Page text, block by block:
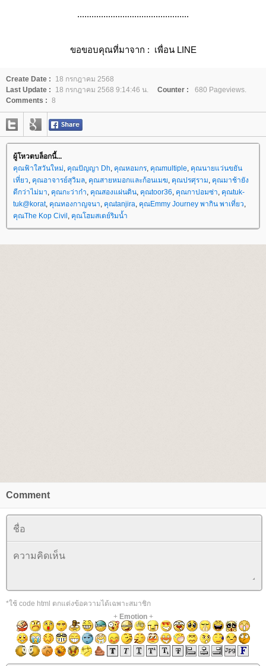
...............................................
ขอขอบคุณที่มาจาก : เพื่อน LINE
Create Date :
18 กรกฎาคม 2568
Last Update :
18 กรกฎาคม 2568 9:14:46 น. Counter :
680 Pageviews.
Comments : 8
ผู้โหวตบล็อกนี้...
คุณฟ้าใสวันใหม่, คุณปัญญา Dh, คุณหอมกร, คุณmultiple, คุณนายแว่นขยัน
เที่ยว, คุณอาจารย์สุวิมล, คุณสายหมอกและก้อนเมฆ, คุณปรศุราม, คุณมาช้ายัง
ดีกว่าไม่มา, คุณกะว่าก๋า, คุณสองแผ่นดิน, คุณtoor36, คุณกาปอมซ่า, คุณtuk-
tuk@korat, คุณทองกาญจนา, คุณtanjira, คุณEmmy Journey พากิน พาเที่ยว,
คุณThe Kop Civil , คุณโฮมสเตย์ริมน้ำ
Comment
*ใช้ code html ตกแต่งข้อความได้เฉพาะสมาชิก
+ Emotion+